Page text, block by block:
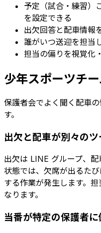
予定（試合・練習）
を設定できる
出欠回答と配車情報
誰がいつ送迎を担当
担当の偏りを視覚化
少年スポーツチ
保護者会でよく聞く配車
す。
出欠と配車が別々の
出欠は LINE グループ、
状態では、欠席が出るた
する作業が発生します。
なります。
当番が特定の保護者